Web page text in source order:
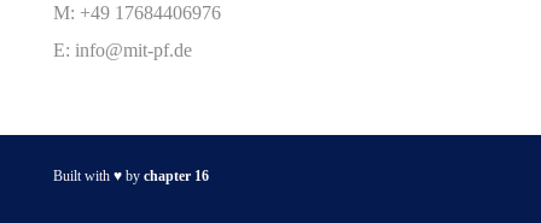
M: +49 17684406976
E: info@mit-pf.de
Built with ♥ bychapter 16